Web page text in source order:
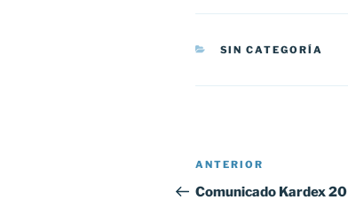
CATEGORÍAS
SIN CATEGORÍA
Navegación
de
Entrada
anterior:
ANTERIOR
Comunicado Kardex 20